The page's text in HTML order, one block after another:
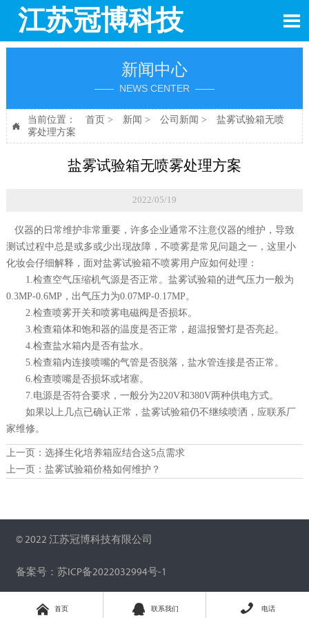
江苏冠博科技 
新闻中心
—— NEWS CENTER ——

当前位置： 首页 > 新闻 > 公司新闻 >
盐雾试验箱无喷
雾处理方案
盐雾试验箱无喷雾处理方案
2022/05/19
仪器的日常维护非常重要，许多企业通常不注意仪器的维护，导致
测试过程中总是或多或少出现故障，不喷雾是常见问题之一，这里小
化妆会仔细解释，面对盐雾试验箱不喷雾用户应如何处理：
1.检查空气压缩机气源是否正常。盐雾试验箱的进气压力一般为
0.3MP-0.6MP，出气压力为0.07MP-0.17MP。
2.检查喷雾开关和喷雾电磁阀是否损坏。
3.检查箱体和饱和器的温度是否正常，超温报警灯是否亮起。
4.检查盐水箱内是否有盐水。
5.检查箱内连接喷嘴的气管是否脱落，盐水管连接是否正常。
6.检查喷嘴是否损坏或堵塞。
7.电源是否符合要求，一般分为220V和380V两种供电方式。
如果以上几点已确认正常，盐雾试验箱仍不继续喷洒，应联系厂
家维修。
上一页： 选择生化培养箱应结合这5点需求
上一页： 盐雾试验箱价格如何维护？
© 2022 江苏冠博科技有限公司
备案号：苏ICP备2022032994号-1
 首页  联系我们  电话